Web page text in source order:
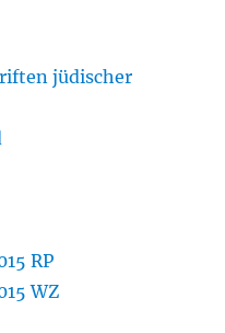
jüdischer
RP
WZ